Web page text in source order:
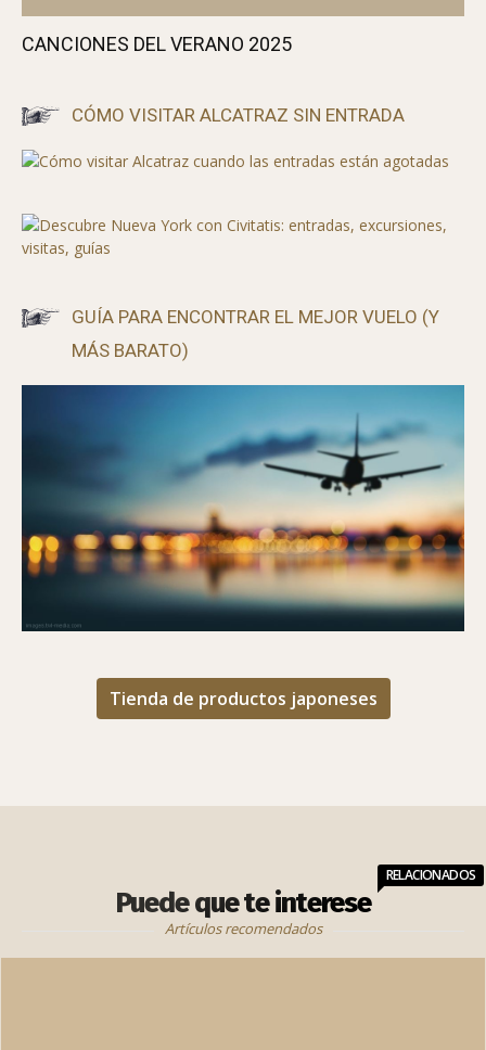
CANCIONES DEL VERANO 2025
CÓMO VISITAR ALCATRAZ SIN ENTRADA
GUÍA PARA ENCONTRAR EL MEJOR VUELO (Y
MÁS BARATO)
Tienda de productos japoneses
Puede que te interese
RELACIONADOS
Artículos recomendados